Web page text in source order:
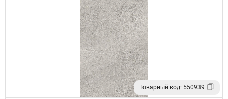
Товарный код: 550939